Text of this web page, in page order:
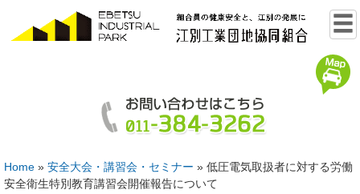
Home » 安全大会・講習会・セミナー » 低圧電気取扱者に対する労働
安全衛生特別教育講習会開催報告について